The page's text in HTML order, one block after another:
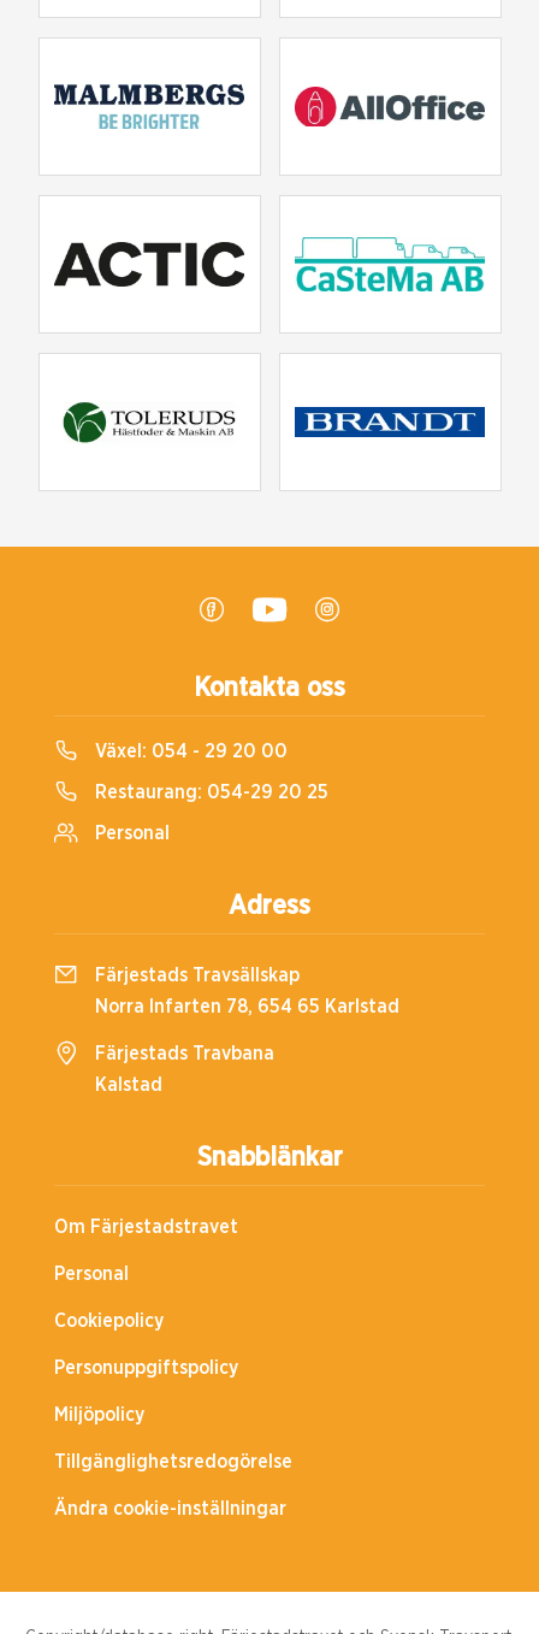
Snabblänkar
Om Färjestadstravet
Personal
Cookiepolicy
Personuppgiftspolicy
Miljöpolicy
Tillgänglighetsredogörelse
Ändra cookie-inställningar
Kontakta oss
Växel: 054 - 29 20 00
Restaurang: 054-29 20 25
Personal
Adress
Färjestads Travsällskap
Norra Infarten 78, 654 65 Karlstad
Färjestads Travbana
Kalstad